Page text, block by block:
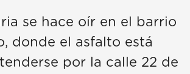
se hace oír en el barrio
donde el asfalto está
por la calle 22 de